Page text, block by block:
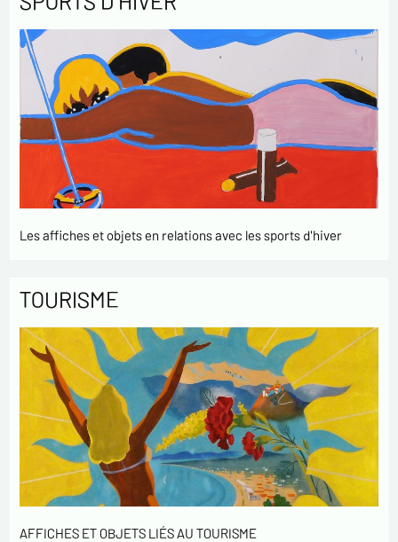
Les affiches et objets en relations avec les sports d'hiver
TOURISME
AFFICHES ET OBJETS LIÉS AU TOURISME